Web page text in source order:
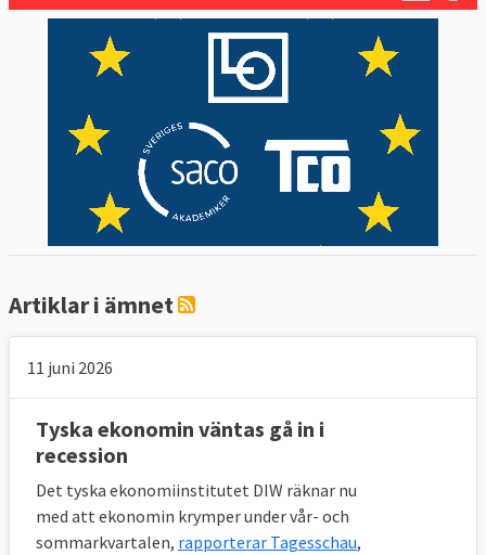
Artiklar i ämnet
11 juni 2026
Tyska ekonomin väntas gå in i
recession
Det tyska ekonomiinstitutet DIW räknar nu
med att ekonomin krymper under vår- och
sommarkvartalen, rapporterar Tagesschau,